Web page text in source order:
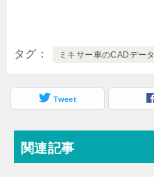
タグ ミキサー車のCADデータ
Tweet
関連記事